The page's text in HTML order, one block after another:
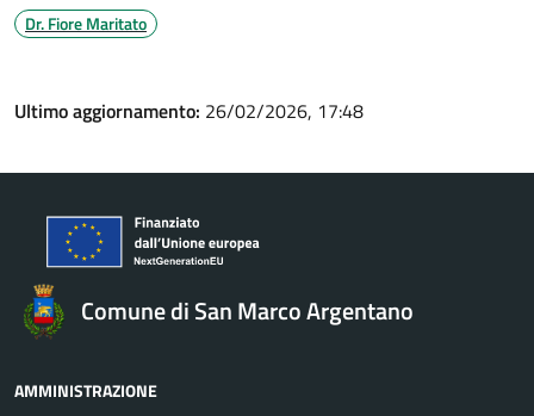
Dr. Fiore Maritato
Ultimo aggiornamento: 26/02/2026, 17:48
Comune di San Marco Argentano
AMMINISTRAZIONE